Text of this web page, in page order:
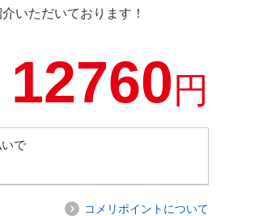
いただいております！
12760円
で
コメリポイントについて